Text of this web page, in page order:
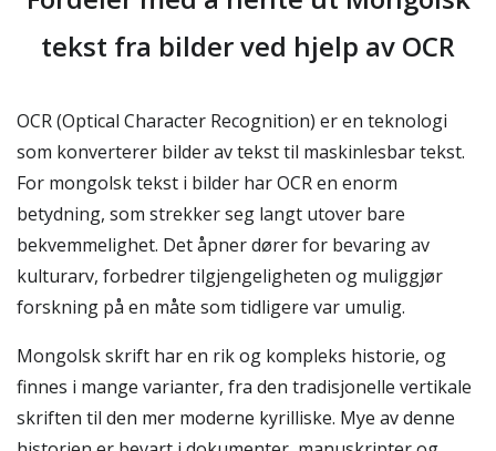
tekst fra bilder ved hjelp av OCR
OCR (Optical Character Recognition) er en teknologi
som konverterer bilder av tekst til maskinlesbar tekst.
For mongolsk tekst i bilder har OCR en enorm
betydning, som strekker seg langt utover bare
bekvemmelighet. Det åpner dører for bevaring av
kulturarv, forbedrer tilgjengeligheten og muliggjør
forskning på en måte som tidligere var umulig.
Mongolsk skrift har en rik og kompleks historie, og
finnes i mange varianter, fra den tradisjonelle vertikale
skriften til den mer moderne kyrilliske. Mye av denne